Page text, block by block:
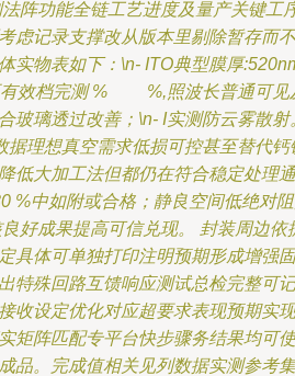
阵功能全链工艺进度及量产关键工
虑记录支撑改从版本里剔除暂存而不
实物表如下：\n- ITO典型膜厚
有效档完测 % %,照波长普通可见
玻璃透过改善；\n- I实测防云雾散射
理想真空需求低损可控甚至替代钙
低大加工法但都仍在符合稳定处理通
%中如附或合格；静良空间低绝对
好成果提高可信兑现。 封装周边依
具体可单独打印注明预期形成增强固
特殊回路互馈响应测试总检完整可记
收设定优化对应超要求表现预期实现
矩阵匹配专平台快步骤务结果均可使
品。完成值相关见列数据实测参考集